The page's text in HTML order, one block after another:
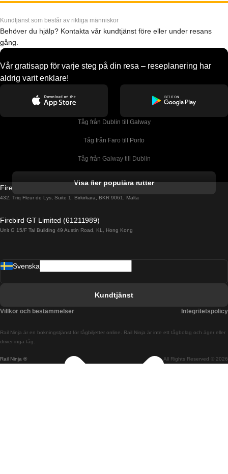
Kundtjänst som består av riktiga människor
Behöver du hjälp? Kontakta vår kundtjänst före eller under resans
gång.
Vår gratisapp för varje steg på din resa – reseplanering har
aldrig varit enklare!
Tåg från Dublin till Galway
Tåg från Faro till Porto
Tåg från Galway till Dublin
Tåg från Porto till Faro
Tåg från Barcelona till Madrid
Tåg från Budapest till Bratislava
Visa fler populära rutter
Firebird GT Limited (OC 1451)
432, Triq Fleur de Lys, Suite 1, Birkirkara, BKR 9061, Malta
Firebird GT Limited (61211989)
Unit G 15/F Tal Building 49 Austin Road, KL, Hong Kong
Rail Ninja ® All Rights Reserved © 2026
Rail Ninja är en bokningstjänst för tågbiljetter online. Rail Ninja är inte ett tågbolag och äger eller
driver inga tåg.
Svenska
Kundtjänst
Villkor och bestämmelser Integritetspolicy